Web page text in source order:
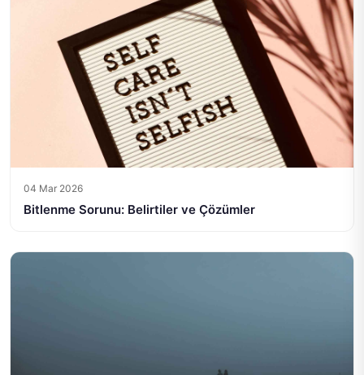
04 Mar 2026
Bitlenme Sorunu: Belirtiler ve Çözümler